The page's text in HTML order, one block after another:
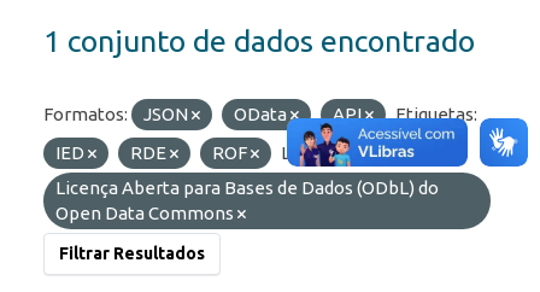
1 conjunto de dados encontrado
Formatos: JSON OData API
Etiquetas:
IED
RDE ROF
Licenças:
Licença Aberta para Bases de Dados (ODbL) do
Open Data Commons
Filtrar Resultados